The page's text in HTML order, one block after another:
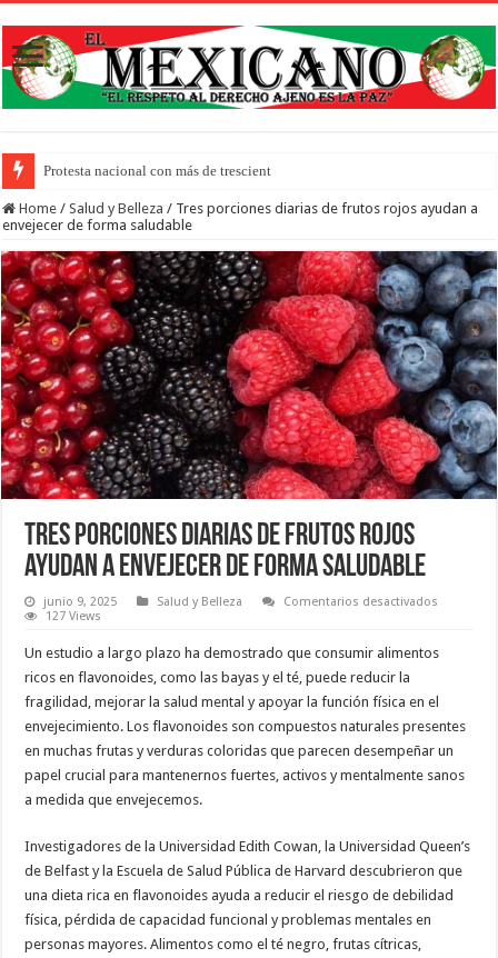
Protesta nacional con más de trescientos actos honra a inmigrant
Home / Salud y Belleza / Tres porciones diarias de frutos rojos ayudan a
envejecer de forma saludable
Tres porciones diarias de frutos rojos
ayudan a envejecer de forma saludable
junio 9, 2025 Salud y Belleza Comentarios desactivados
de
envejecer
forma
saludable
127 Views
Un estudio a largo plazo ha demostrado que consumir alimentos
ricos en flavonoides, como las bayas y el té, puede reducir la
fragilidad, mejorar la salud mental y apoyar la función física en el
envejecimiento. Los flavonoides son compuestos naturales presentes
en muchas frutas y verduras coloridas que parecen desempeñar un
papel crucial para mantenernos fuertes, activos y mentalmente sanos
a medida que envejecemos.
Investigadores de la Universidad Edith Cowan, la Universidad Queen’s
de Belfast y la Escuela de Salud Pública de Harvard descubrieron que
una dieta rica en flavonoides ayuda a reducir el riesgo de debilidad
física, pérdida de capacidad funcional y problemas mentales en
personas mayores. Alimentos como el té negro, frutas cítricas,